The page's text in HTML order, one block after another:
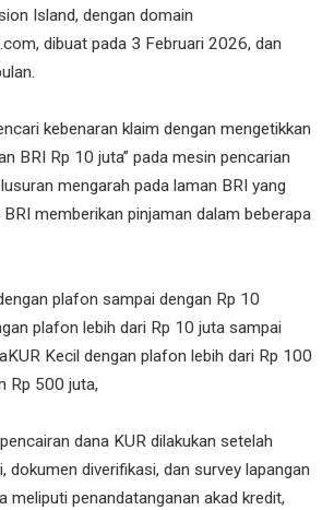
Island, dengan domain
dibuat pada 3 Februari 2026, dan
kebenaran klaim dengan mengetikkan
BRI Rp 10 juta” pada mesin pencarian
mengarah pada laman BRI yang
memberikan pinjaman dalam beberapa
plafon sampai dengan Rp 10
plafon lebih dari Rp 10 juta sampai
Kecil dengan plafon lebih dari Rp 100
Rp 500 juta,
dana KUR dilakukan setelah
dokumen diverifikasi, dan survey lapangan
meliputi penandatanganan akad kredit,